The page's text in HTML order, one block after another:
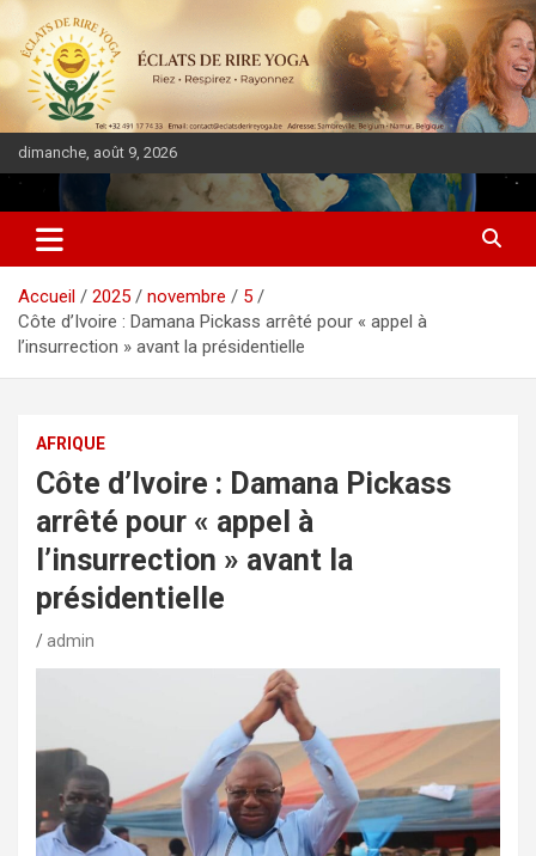
dimanche, août 9, 2026
DIASPORA PULSE
Accueil 2025 novembre
5
Côte d’Ivoire : Damana Pickass arrêté pour « appel à
l’insurrection » avant la présidentielle
AFRIQUE
Côte d’Ivoire : Damana Pickass
arrêté pour « appel à
l’insurrection » avant la
présidentielle
admin